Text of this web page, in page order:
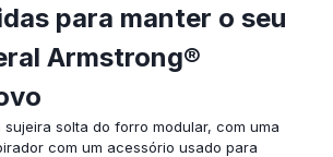
para manter o seu
Armstrong®
sujeira solta do forro modular, com uma
com um acessório usado para